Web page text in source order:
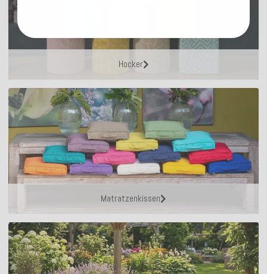
Hocker
Matratzenkissen